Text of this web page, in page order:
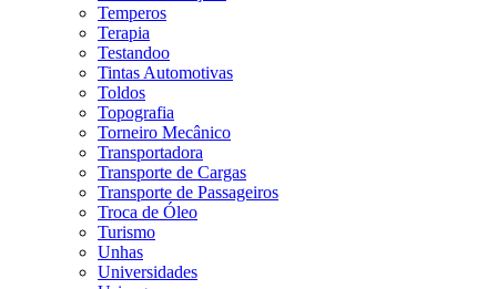
Temperos
Terapia
Testandoo
Tintas Automotivas
Toldos
Topografia
Torneiro Mecânico
Transportadora
Transporte de Cargas
Transporte de Passageiros
Troca de Óleo
Turismo
Unhas
Universidades